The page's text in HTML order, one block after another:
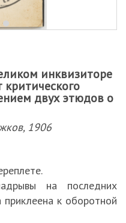
инквизиторе
двух этюдов о
1906
на последних
приклеена к оборотной